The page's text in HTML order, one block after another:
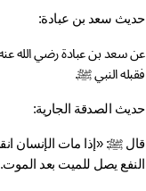
حديث سعد بن عبادة:
فقبله النبي ﷺ.
حديث الصدقة الجارية:
النفع يصل للميت بعد الموت.